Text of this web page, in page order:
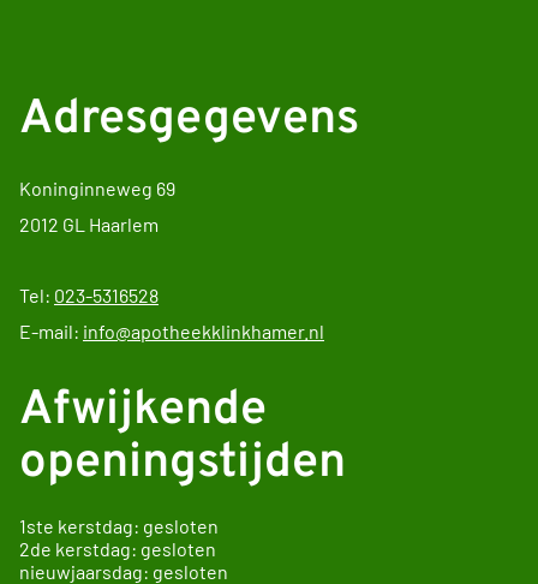
Adresgegevens
Koninginneweg 69
2012 GL Haarlem
Tel: 023-5316528
E-mail: info@apotheekklinkhamer.nl
Afwijkende
openingstijden
1ste kerstdag: gesloten
2de kerstdag: gesloten
nieuwjaarsdag: gesloten